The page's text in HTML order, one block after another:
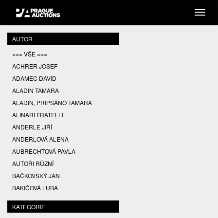
AUTOR
=== VŠE ===
ACHRER JOSEF
ADAMEC DAVID
ALADIN TAMARA
ALADIN, PŘIPSÁNO TAMARA
ALINARI FRATELLI
ANDERLE JIŘÍ
ANDERLOVÁ ALENA
AUBRECHTOVÁ PAVLA
AUTOŘI RŮZNÍ
BAČKOVSKÝ JAN
BAKIČOVÁ LUBA
BALCAR JIŘÍ
BALCAR KAREL
KATEGORIE